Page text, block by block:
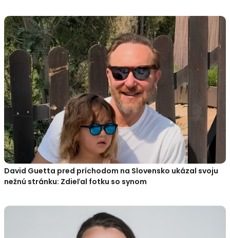
David Guetta pred príchodom na Slovensko ukázal svoju
nežnú stránku: Zdieľal fotku so synom